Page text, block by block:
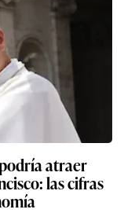
atraer
las cifras